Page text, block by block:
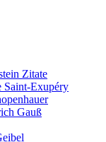
Zitate
Saint-Exupéry
Gauß